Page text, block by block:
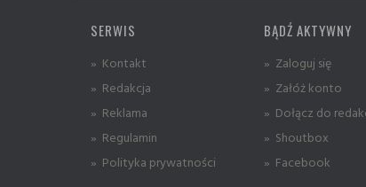
SERWIS
» Kontakt
» Redakcja
» Reklama
» Regulamin
» Polityka prywatności
BĄDŹ AKTYWNY
» Zaloguj się
» Załóż konto
» Dołącz do
» Shoutbox
» Facebook